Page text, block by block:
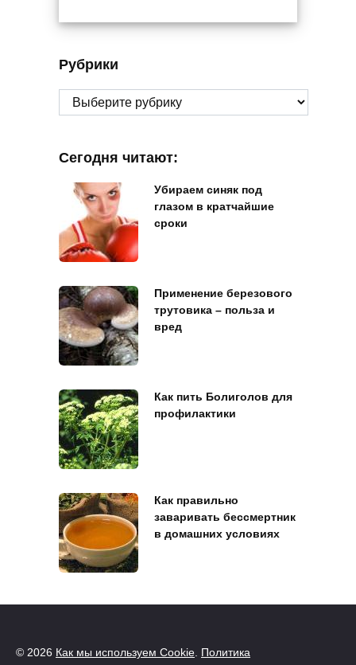
Рубрики
Рубрики
Сегодня читают:
Убираем синяк под
глазом в кратчайшие
сроки
Применение березового
трутовика – польза и
вред
Как пить Болиголов для
профилактики
Как правильно
заваривать бессмертник
в домашних условиях
© 2026 Как мы используем Cookie Политика